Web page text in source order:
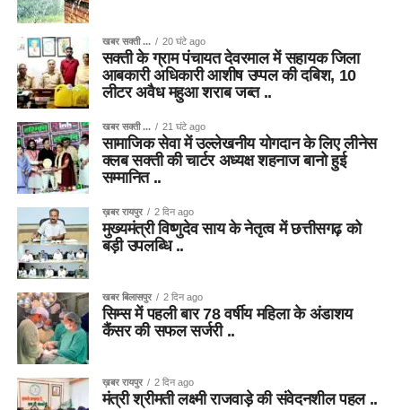
खबर सक्ती ... 20 घंटे ago
सक्ती के ग्राम पंचायत देवरमाल में सहायक जिला
आबकारी अधिकारी आशीष उप्पल की दबिश, 10
लीटर अवैध महुआ शराब जब्त ..
खबर सक्ती ... 21 घंटे ago
सामाजिक सेवा में उल्लेखनीय योगदान के लिए लीनेस
क्लब सक्ती की चार्टर अध्यक्ष शहनाज बानो हुई
सम्मानित ..
ख़बर रायपुर 2 दिन ago
मुख्यमंत्री विष्णुदेव साय के नेतृत्व में छत्तीसगढ़ को
बड़ी उपलब्धि ..
खबर बिलासपुर 2 दिन ago
सिम्स में पहली बार 78 वर्षीय महिला के अंडाशय
कैंसर की सफल सर्जरी ..
ख़बर रायपुर 2 दिन ago
मंत्री श्रीमती लक्ष्मी राजवाड़े की संवेदनशील पहल ..